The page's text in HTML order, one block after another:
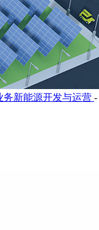
务新能源开发与运营 -